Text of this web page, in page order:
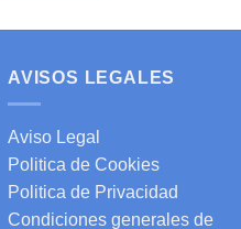
AVISOS LEGALES
Aviso Legal
Politica de Cookies
Politica de Privacidad
Condiciones generales de